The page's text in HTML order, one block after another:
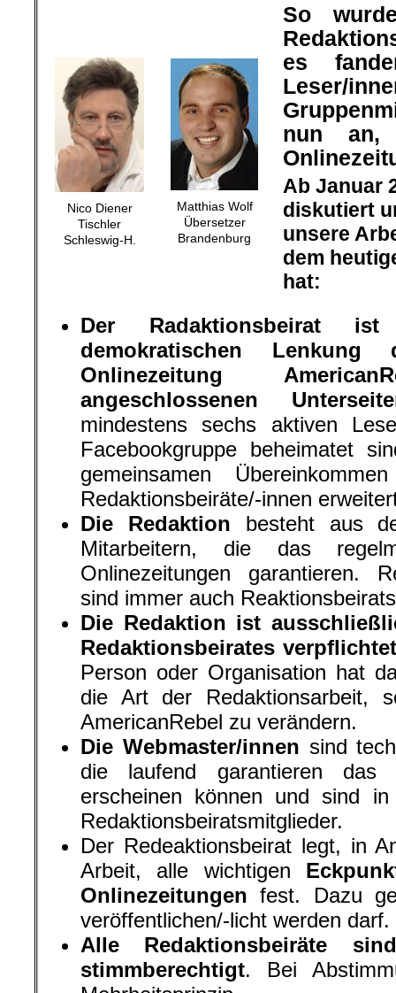
Nico Diener
Tischler
Schleswig-H.
Matthias Wolf
Übersetzer
Brandenburg
So
es
nun an,
Ab Januar
diskutiert
unsere
dem
hat:
Der Radaktionsbeirat
ist
demokratischen
Onlinezeitung
angeschlossenen
mindestens sechs aktiven
Facebookgruppe beheimatet
gemeinsamen
Redaktionsbeiräte/-innen
Die Redaktion besteht aus
Mitarbeitern, die das
Onlinezeitungen garantieren.
sind immer auch
Die Redaktion ist
Redaktionsbeirates
Person oder Organisation hat
die Art der Redaktionsarbeit,
AmericanRebel zu verändern.
Die Webmaster/innen sind
die laufend garantieren
erscheinen können und sind
Redaktionsbeiratsmitglieder.
Der Redeaktionsbeirat legt, in
Arbeit, alle wichtigen
Onlinezeitungen fest. Dazu
veröffentlichen/-licht werden darf.
Alle Redaktionsbeiräte
stimmberechtigt. Bei